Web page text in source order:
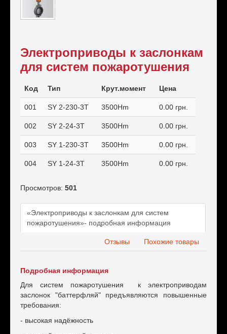
Балансировочные клапаны
Насосы
Приборы контроля и учёта
Тепловая автоматика
Электроприводы к заслонкам
для систем пожаротушения
Код Тип Крут.момент Цена
001 SY 2-230-3T 3500Hm 0.00 грн.
002 SY 2-24-3T 3500Hm 0.00 грн.
003 SY 1-230-3T 3500Hm 0.00 грн.
004 SY 1-24-3T 3500Hm 0.00 грн.
Просмотров: 501
«Электроприводы к заслонкам для систем
пожаротушения»- подробная информация
Похожие товары
Отзывы
Подробная информация
Для систем пожаротушения к электроприводам
заслонок "баттерфляй" предъявляются повышенные
требования:
- высокая надёжность